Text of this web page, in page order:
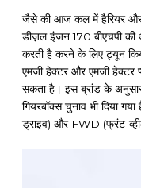
जैसे की आज कल में हैरियर और
डीज़ल इंजन 170 बीएचपी की
करती है करने के लिए ट्यून
एमजी हेक्टर और एमजी हेक्टर
सकता है। इस ब्रांड के
गियरबॉक्स चुनाव भी दिया
ड्राइव) और FWD (फ्रंट-